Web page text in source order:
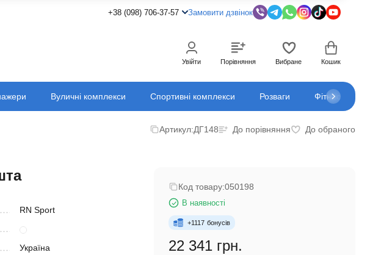
+38 (098) 706-37-57 Замовити дзвінок
Увійти Порівняння Вибране Кошик
Вуличні комплекси Спортивні комплекси Розваги Фітнес
Артикул:ДГ148 До порівняння До обраного
RN Sport
Україна
Код товару:050198
В наявності
+1117 бонусів
22 341 грн.